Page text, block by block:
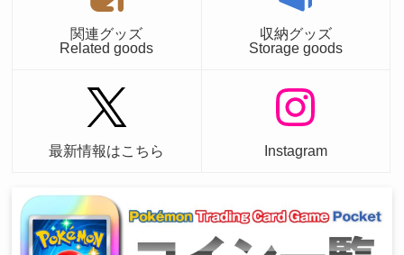
関連グッズ
Related goods
収納グッズ
Storage goods
最新情報はこちら Instagram